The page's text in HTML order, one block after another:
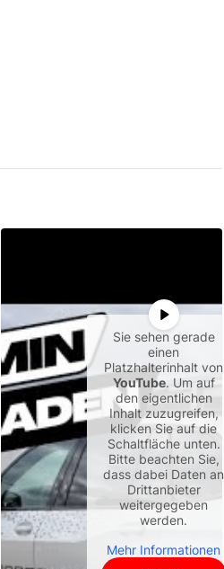
Sie sehen gerade
einen
Platzhalterinhalt von
YouTube. Um auf
den eigentlichen
Inhalt zuzugreifen,
klicken Sie auf die
Schaltfläche unten.
Bitte beachten Sie,
dass dabei Daten an
Drittanbieter
weitergegeben
werden.
Mehr Informationen